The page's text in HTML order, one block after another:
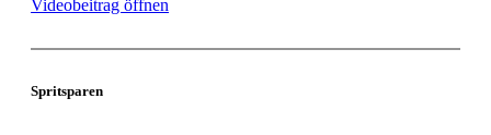
Videobeitrag öffnen
Spritsparen